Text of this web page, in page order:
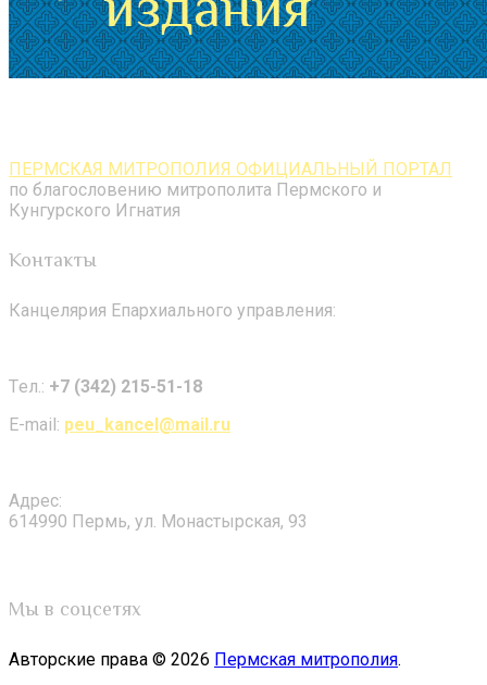
ПЕРМСКАЯ МИТРОПОЛИЯ ОФИЦИАЛЬНЫЙ ПОРТАЛ
по благословению митрополита Пермского и
Кунгурского Игнатия
Контакты
Канцелярия Епархиального управления:
Tел.: +7 (342) 215-51-18
E-mail: peu_kancel@mail.ru
Адрес:
614990 Пермь, ул. Монастырская, 93
Мы в соцсетях
Авторские права © 2026 Пермская митрополия.